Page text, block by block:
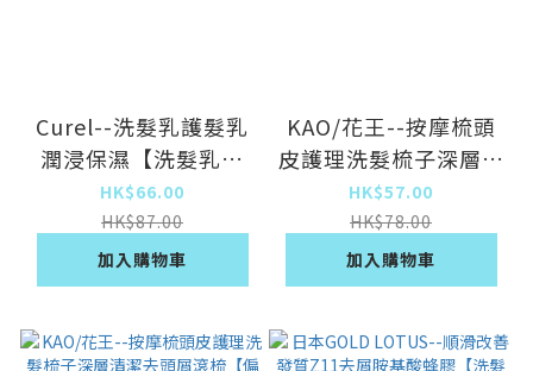
Curel--洗髮乳護髮乳
潤浸保濕【洗髮乳】
420mlx1瓶裝
HK$66.00
HK$87.00
加入購物車
KAO/花王--按摩梳頭
皮護理洗髮梳子深層清
潔去頭屑滾梳【柔軟
型】x1個
HK$57.00
HK$78.00
加入購物車